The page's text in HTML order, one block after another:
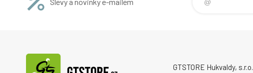
GTSTORE Hukvaldy, s.r.o.